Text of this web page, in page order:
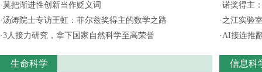
·莫把渐进性创新当作贬义词
·汤涛院士专访王虹：菲尔兹奖得主的数学之路
·3人接力研究，拿下国家自然科学至高荣誉
生命科学
·诺奖得主
· 之江实验
·AI接连推
信息科